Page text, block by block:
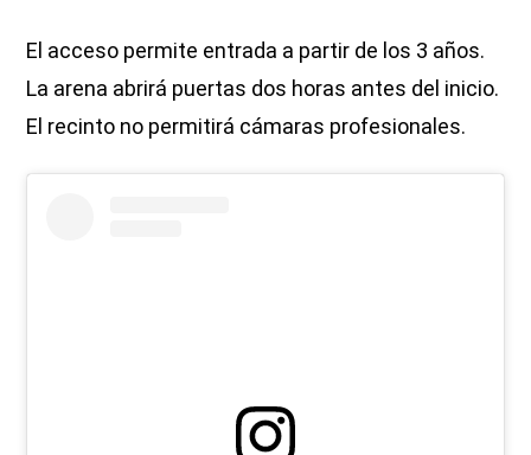
El acceso permite entrada a partir de los 3 años.
La arena abrirá puertas dos horas antes del inicio.
El recinto no permitirá cámaras profesionales.